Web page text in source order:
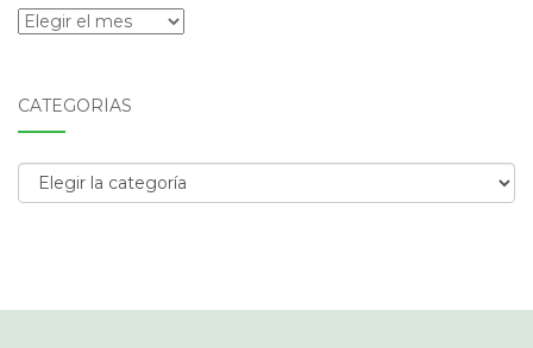
Archivos
CATEGORÍAS
Categorías